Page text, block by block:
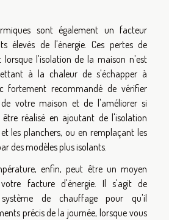
sont également un facteur
élevés de l'énergie. Ces pertes de
lorsque l'isolation de la maison n'est
à la chaleur de s'échapper à
fortement recommandé de vérifier
votre maison et de l'améliorer si
être réalisé en ajoutant de l'isolation
les planchers, ou en remplaçant les
des modèles plus isolants.
enfin, peut être un moyen
facture d'énergie. Il s'agit de
de chauffage pour qu'il
précis de la journée, lorsque vous